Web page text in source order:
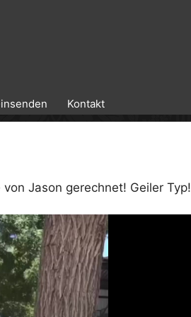
Kontakt
Jason gerechnet! Geiler Typ!